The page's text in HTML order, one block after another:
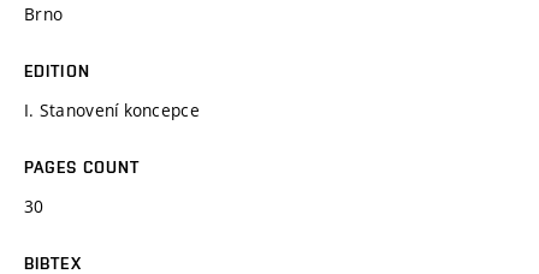
Brno
EDITION
I. Stanovení koncepce
PAGES COUNT
30
BIBTEX